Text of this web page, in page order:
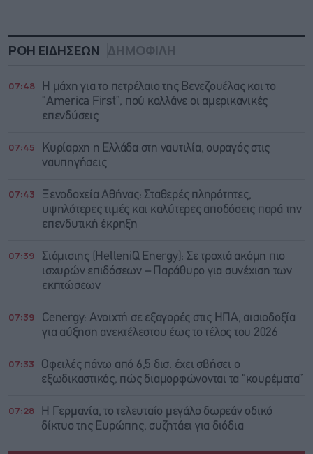
ΡΟΗ ΕΙΔΗΣΕΩΝ ΔΗΜΟΦΙΛΗ
07:48
Η μάχη για το πετρέλαιο της Βενεζουέλας και το
“America First”, πού κολλάνε οι αμερικανικές
επενδύσεις
07:45
Κυρίαρχη η Ελλάδα στη ναυτιλία, ουραγός στις
ναυπηγήσεις
07:43
Ξενοδοχεία Αθήνας: Σταθερές πληρότητες,
υψηλότερες τιμές και καλύτερες αποδόσεις παρά την
επενδυτική έκρηξη
07:39
Σιάμισιης (HelleniQ Energy): Σε τροχιά ακόμη πιο
ισχυρών επιδόσεων – Παράθυρο για συνέχιση των
εκπτώσεων
07:39
Cenergy: Ανοιχτή σε εξαγορές στις ΗΠΑ, αισιοδοξία
για αύξηση ανεκτέλεστου έως το τέλος του 2026
07:33
Οφειλές πάνω από 6,5 δισ. έχει σβήσει ο
εξωδικαστικός, πώς διαμορφώνονται τα “κουρέματα”
07:28
Η Γερμανία, το τελευταίο μεγάλο δωρεάν οδικό
δίκτυο της Ευρώπης, συζητάει για διόδια